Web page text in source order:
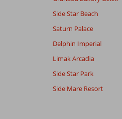
Side Star Beach
Saturn Palace
Delphin Imperial
Limak Arcadia
Side Star Park
Side Mare Resort